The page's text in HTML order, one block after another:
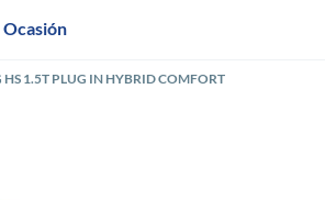
Ocasión
HS 1.5T PLUG IN HYBRID COMFORT